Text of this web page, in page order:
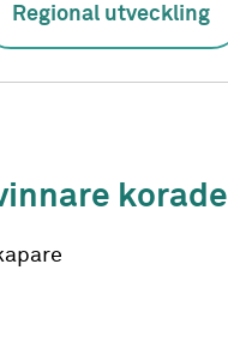
Regional utveckling
korade